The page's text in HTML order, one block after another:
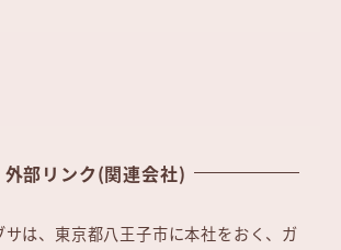
外部リンク(関連会社)
は、東京都八王子市に本社をおく、ガ